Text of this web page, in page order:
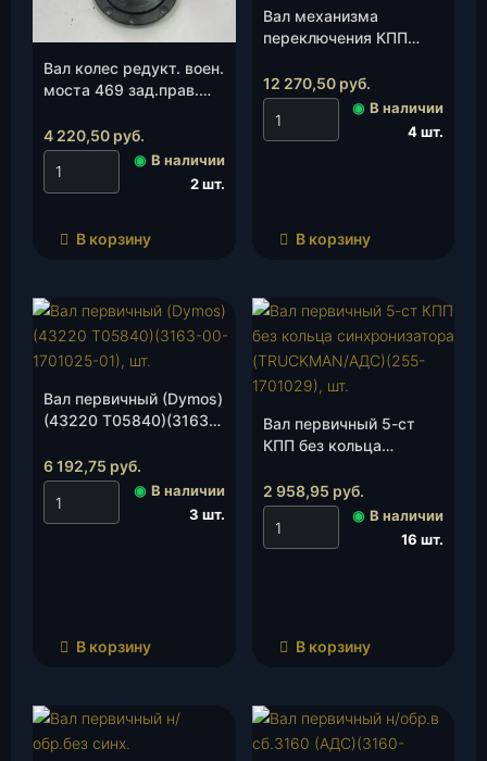
Вал колес редукт. воен.
моста 469 зад.прав.
(Автопром Плюс), шт.
4 220,50 руб.
◉ В наличии
2 шт.
В корзину
Вал механизма
переключения КПП
(3163-00-1703012), шт.
12 270,50 руб.
◉ В наличии
4 шт.
В корзину
Вал первичный (Dymos)
(43220 Т05840)(3163-
6 192,75 руб.
◉ В наличии
3 шт.
В корзину
Вал первичный 5-ст
КПП без кольца
(TRUCKMAN/АДС)(255-
1701029), шт.
2 958,95 руб.
◉ В наличии
16 шт.
В корзину